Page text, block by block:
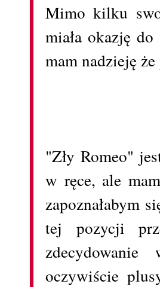
Mimo kilku
miała okazję
mam nadzieję
"Zły Romeo"
w ręce, ale
zapoznałabym
tej pozycji
oczywiście